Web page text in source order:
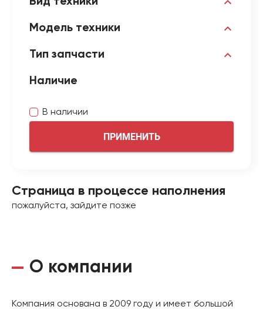
Модель техники
Тип запчасти
Наличие
В наличии
ПРИМЕНИТЬ
Страница в процессе наполнения
пожалуйста, зайдите позже
О компании
Компания основана в 2009 году и имеет большой